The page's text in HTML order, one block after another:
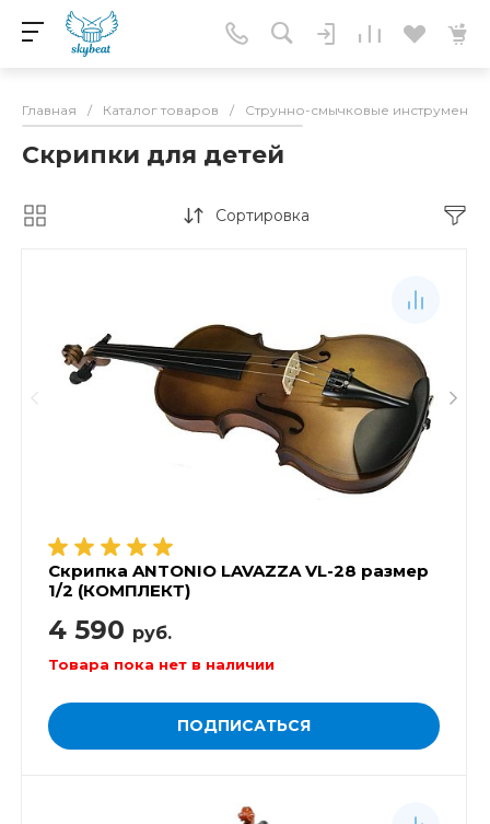
Главная / Каталог товаров / Струнно-смычковые инструменты
Скрипки для детей
Сортировка
Скрипка ANTONIO LAVAZZA VL-28 размер
1/2 (КОМПЛЕКТ)
4 590 руб.
Товара пока нет в наличии
ПОДПИСАТЬСЯ